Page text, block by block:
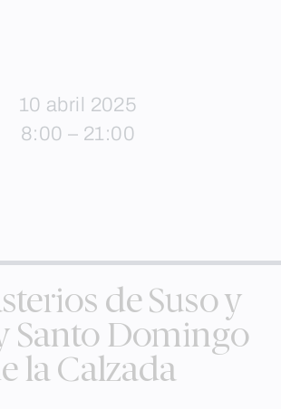
10 abril 2025
8:00 – 21:00
de Suso y
Santo Domingo
la Calzada